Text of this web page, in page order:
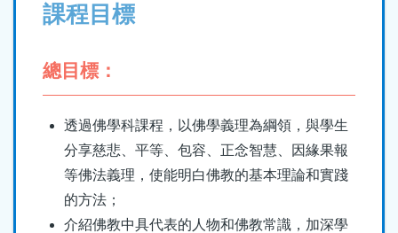
課程目標
總目標：
透過佛學科課程，以佛學義理為綱領，與學生
分享慈悲、平等、包容、正念智慧、因緣果報
等佛法義理，使能明白佛教的基本理論和實踐
的方法；
介紹佛教中具代表的人物和佛教常識，加深學